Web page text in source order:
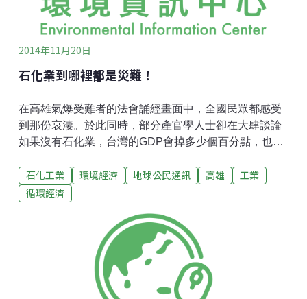
2014年11月20日
石化業到哪裡都是災難！
在高雄氣爆受難者的法會誦經畫面中，全國民眾都感受
到那份哀淒。於此同時，部分產官學人士卻在大肆談論
如果沒有石化業，台灣的GDP會掉多少個百分點，也有
知，石化業是土地上的惡性腫瘤，而癌細胞早已轉移。
以高雄楠梓區的中油高雄煉油廠來說，從1991年至今發
其中，2004年6月25日五輕廠粗裂解油外洩導致8710位
後勁居民就醫、2007年7月29日起半年內發生3次大爆
炸，居民奮而圍廠，不僅令外界震驚不已，也瞭解到看
似高度科技專業的石化廠，其實只要某個小零件鬆脫或
某條管線焊座疲乏都可能釀成滔天大禍。中油高煉廠25
石化工業 環境經濟 地球公民通訊 高雄
工業
循環經濟